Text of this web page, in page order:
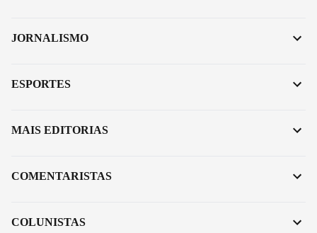
JORNALISMO
ESPORTES
MAIS EDITORIAS
COMENTARISTAS
COLUNISTAS